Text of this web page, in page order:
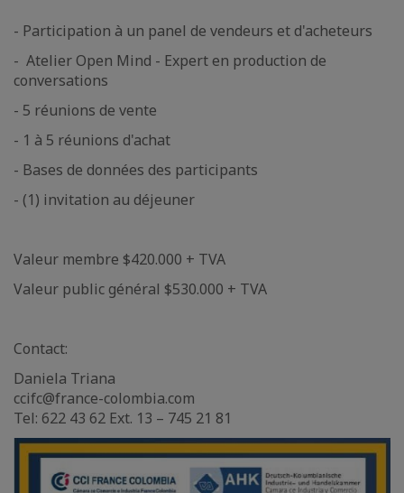
- Participation à un panel de vendeurs et d'acheteurs
- Atelier Open Mind - Expert en production de
conversations
- 5 réunions de vente
- 1 à 5 réunions d'achat
- Bases de données des participants
- (1) invitation au déjeuner
Valeur membre $420.000 + TVA
Valeur public général $530.000 + TVA
Contact:
Daniela Triana
ccifc@france-colombia.com
Tel: 622 43 62 Ext. 13 – 745 21 81